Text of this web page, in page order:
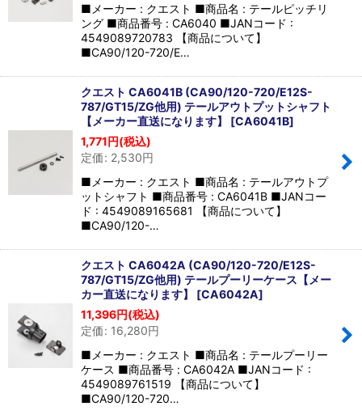
■メーカー : クエスト ■商品名 : テールピッチリ
ング ■商品番号 : CA6040 ■JANコード :
4549089720783 【商品について】
■CA90/120-720/E…
クエスト CA6041B (CA90/120-720/E12S-
787/GT15/ZG他用) テールアウトプットシャフト
【メーカー直送になります】 [CA6041B]
1,771円(税込)
定価: 2,530円
■メーカー : クエスト ■商品名 : テールアウトプ
ットシャフト ■商品番号 : CA6041B ■JANコー
ド : 4549089165681 【商品について】
■CA90/120-…
クエスト CA6042A (CA90/120-720/E12S-
787/GT15/ZG他用) テールプーリーケース【メー
カー直送になります】 [CA6042A]
11,396円(税込)
定価: 16,280円
■メーカー : クエスト ■商品名 : テールプーリー
ケース ■商品番号 : CA6042A ■JANコード :
4549089761519 【商品について】
■CA90/120-720…